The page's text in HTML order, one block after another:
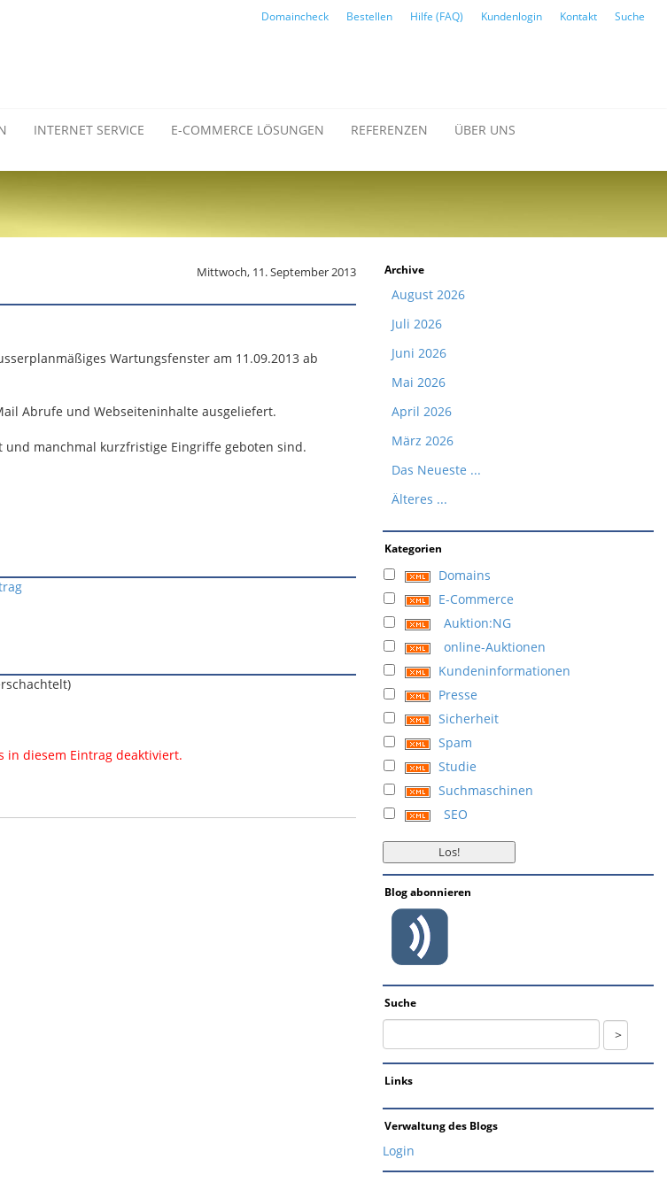
Domaincheck Bestellen Hilfe (FAQ) Kundenlogin Kontakt Suche
INTERNET SERVICE E-COMMERCE LÖSUNGEN REFERENZEN ÜBER UNS
Mittwoch, 11. September 2013
Wartungsfenster am 11.09.2013 ab
Abrufe und Webseiteninhalte ausgeliefert.
manchmal kurzfristige Eingriffe geboten sind.
in diesem Eintrag deaktiviert.
Archive
August 2026
Juli 2026
Juni 2026
Mai 2026
April 2026
März 2026
Das Neueste ...
Älteres ...
Kategorien
Domains
E-Commerce
Auktion:NG
online-Auktionen
Kundeninformationen
Presse
Sicherheit
Spam
Studie
Suchmaschinen
SEO
Blog abonnieren
Suche
Links
Verwaltung des Blogs
Login